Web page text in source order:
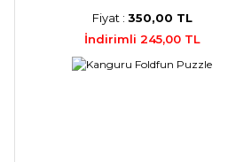
Fiyat : 350,00 TL
İndirimli 245,00 TL